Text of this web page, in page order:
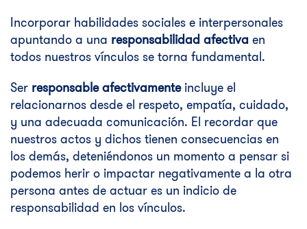
Incorporar habilidades sociales e interpersonales
apuntando a una responsabilidad afectiva en
todos nuestros vínculos se torna fundamental.
Ser responsable afectivamenteincluye el
relacionarnos desde el respeto, empatía, cuidado,
y una adecuada comunicación. El recordar que
nuestros actos y dichos tienen consecuencias en
los demás, deteniéndonos un momento a pensar si
podemos herir o impactar negativamente a la otra
persona antes de actuar es un indicio de
responsabilidad en los vínculos.